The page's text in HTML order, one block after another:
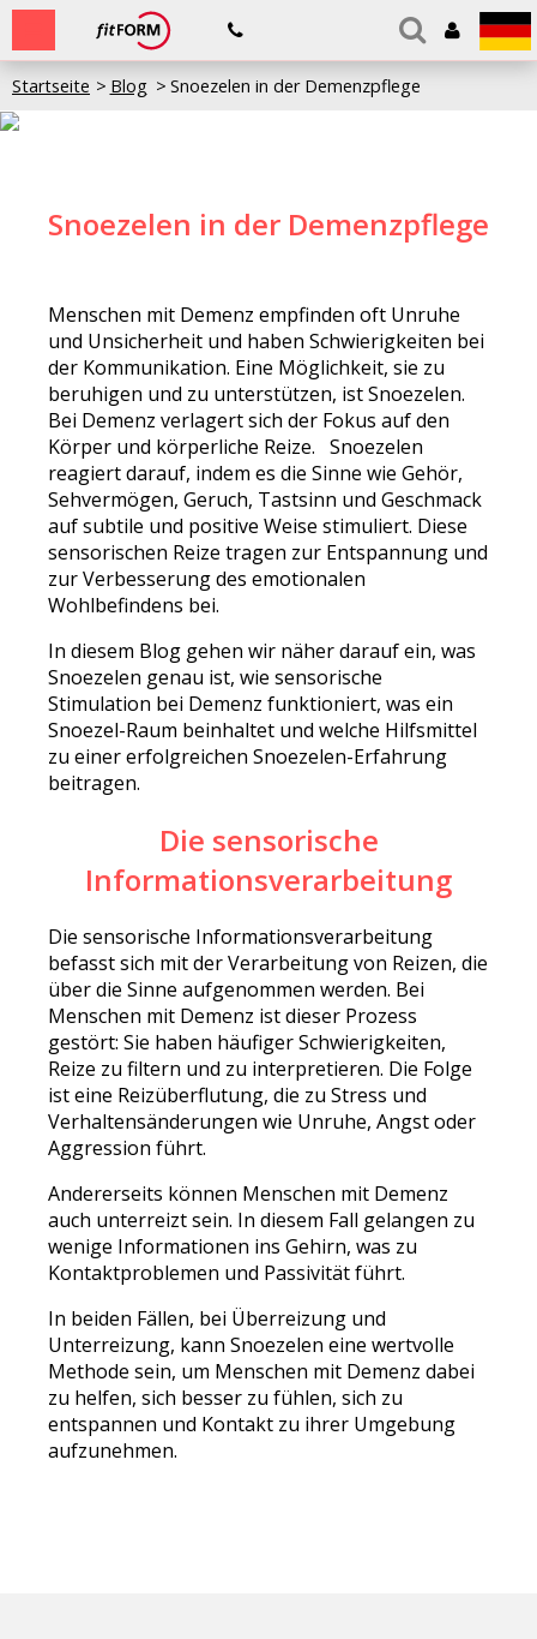
Startseite Blog Snoezelen in der Demenzpflege
Snoezelen in der Demenzpflege
Menschen mit Demenz empfinden oft Unruhe
und Unsicherheit und haben Schwierigkeiten bei
der Kommunikation. Eine Möglichkeit, sie zu
beruhigen und zu unterstützen, ist Snoezelen.
Bei Demenz verlagert sich der Fokus auf den
Körper und körperliche Reize. Snoezelen
reagiert darauf, indem es die Sinne wie Gehör,
Sehvermögen, Geruch, Tastsinn und Geschmack
auf subtile und positive Weise stimuliert. Diese
sensorischen Reize tragen zur Entspannung und
zur Verbesserung des emotionalen
Wohlbefindens bei.
In diesem Blog gehen wir näher darauf ein, was
Snoezelen genau ist, wie sensorische
Stimulation bei Demenz funktioniert, was ein
Snoezel-Raum beinhaltet und welche Hilfsmittel
zu einer erfolgreichen Snoezelen-Erfahrung
beitragen.
Die sensorische
Informationsverarbeitung
Die sensorische Informationsverarbeitung
befasst sich mit der Verarbeitung von Reizen, die
über die Sinne aufgenommen werden. Bei
Menschen mit Demenz ist dieser Prozess
gestört: Sie haben häufiger Schwierigkeiten,
Reize zu filtern und zu interpretieren. Die Folge
ist eine Reizüberflutung, die zu Stress und
Verhaltensänderungen wie Unruhe, Angst oder
Aggression führt.
Andererseits können Menschen mit Demenz
auch unterreizt sein. In diesem Fall gelangen zu
wenige Informationen ins Gehirn, was zu
Kontaktproblemen und Passivität führt.
In beiden Fällen, bei Überreizung und
Unterreizung, kann Snoezelen eine wertvolle
Methode sein, um Menschen mit Demenz dabei
zu helfen, sich besser zu fühlen, sich zu
entspannen und Kontakt zu ihrer Umgebung
aufzunehmen.